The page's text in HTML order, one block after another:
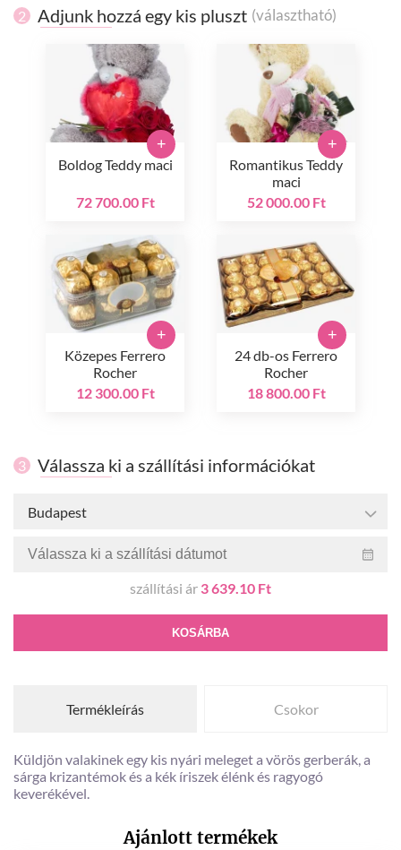
2 Adjunk hozzá egy kis pluszt (választható)
Boldog Teddy maci
72 700.00 Ft
+
Romantikus Teddy
maci
52 000.00 Ft
+
Közepes Ferrero
Rocher
12 300.00 Ft
+
24 db-os Ferrero
Rocher
18 800.00 Ft
+
3 Válassza ki a szállítási információkat
Budapest
szállítási ár 3 639.10 Ft
KOSÁRBA
Termékleírás Csokor
Küldjön valakinek egy kis nyári meleget a vörös gerberák, a
sárga krizantémok és a kék íriszek élénk és ragyogó
keverékével.
Ajánlott termékek